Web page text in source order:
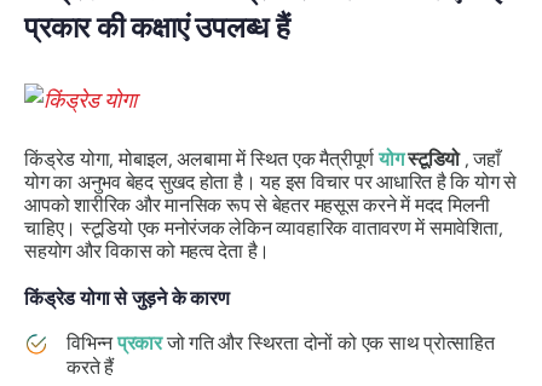
प्रकार की कक्षाएं उपलब्ध हैं
किंड्रेड योगा, मोबाइल, अलबामा में स्थित एक मैत्रीपूर्णयोगस्टूडियो, जहाँ
योग का अनुभव बेहद सुखद होता है। यह इस विचार पर आधारित है कि योग से
आपको शारीरिक और मानसिक रूप से बेहतर महसूस करने में मदद मिलनी
चाहिए। स्टूडियो एक मनोरंजक लेकिन व्यावहारिक वातावरण में समावेशिता,
सहयोग और विकास को महत्व देता है।
किंड्रेड योगा से जुड़ने के कारण
विभिन्नप्रकारजो गति और स्थिरता दोनों को एक साथ प्रोत्साहित
करते हैं